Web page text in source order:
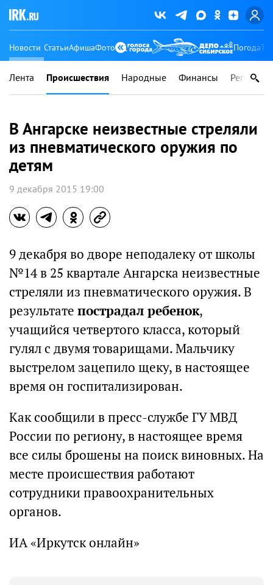
Новости СтатьиАфишаФото Погода
Лента Происшествия Народные Финансы Регионы
В Ангарске неизвестные стреляли
из пневматического оружия по
детям
9 декабря 2015 19:00
9 декабря во дворе неподалеку от школы
№14 в 25 квартале Ангарска неизвестные
стреляли из пневматического оружия. В
результате пострадал ребенок,
учащийся четвертого класса, который
гулял с двумя товарищами. Мальчику
выстрелом зацепило щеку, в настоящее
время он госпитализирован.
Как сообщили в пресс-службе ГУ МВД
России по региону, в настоящее время
все силы брошены на поиск виновных. На
месте происшествия работают
сотрудники правоохранительных
органов.
ИА «Иркутск онлайн»